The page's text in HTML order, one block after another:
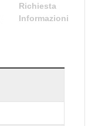
Richiesta
Informazioni